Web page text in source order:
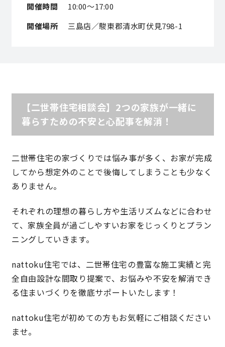
nattokuグループコーポレートサイト
理想の暮らしを引き出すデザイン力
家具まで標準仕様の空間コーディネート
身体に優しい自然素材の家
耐震等級3 & 許容応力度計算 全棟標準
徹底したコストダウンの追求
頑丈で長持ちの外壁
2030年の省エネ基準住宅
100年点検住宅
快適な室内環境へのこだわり
開催時間
10:00～17:00
開催場所
三島店／駿東郡清水町伏見798-1
【二世帯住宅相談会】2つの家族が一緒に
暮らすための不安と心配事を解消！
二世帯住宅の家づくりでは悩み事が多く、お家が完成
してから想定外のことで後悔してしまうことも少なく
ありません。
それぞれの理想の暮らし方や生活リズムなどに合わせ
て、家族全員が過ごしやすいお家をじっくりとプラン
ニングしていきます。
nattoku住宅では、二世帯住宅の豊富な施工実績と完
全自由設計な間取り提案で、お悩みや不安を解消でき
る住まいづくりを徹底サポートいたします！
nattoku住宅が初めての方もお気軽にご相談ください
ませ。